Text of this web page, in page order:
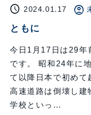
schedule 2024.01.17 account_circle
ともに
今日1月17日は29年
です。 昭和24年に
て以降日本で初めて
高速道路は倒壊し建
学校といっ…